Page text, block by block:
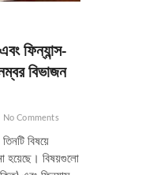
ফিন্যান্স-
বিভাজন
No Comments
বিষয়ে
হয়েছে। বিষয়গুলো